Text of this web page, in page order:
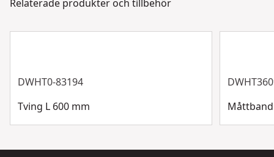
Produktmaterial
Kundsupport
Relaterade produkter och tillbehör
DWHT0-83194
Tving L 600 mm